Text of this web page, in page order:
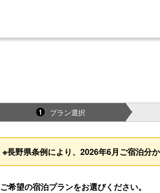
1 プラン選択
※長野県条例により、2026年6月ご宿泊分
ご希望の宿泊プランをお選びください。